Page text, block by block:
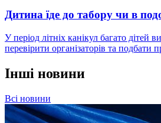
Дитина їде до табору чи в
У період літніх канікул багато
перевірити організаторів та
Інші новини
Всі новини